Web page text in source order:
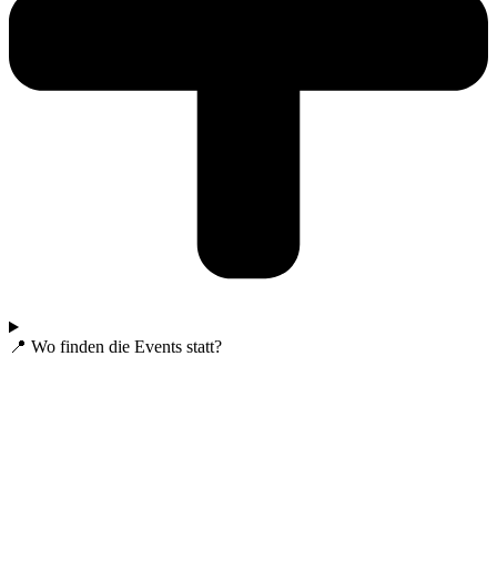
📍 Wo finden die Events statt?